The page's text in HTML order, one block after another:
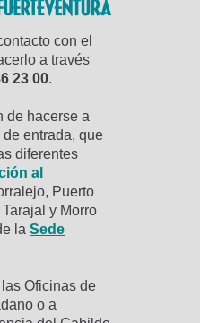
con el
a través
23 00.
de hacerse a
entrada, que
diferentes
al
Puerto
y Morro
la Sede
Oficinas de
o a